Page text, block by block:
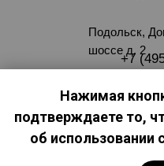
Нажимая
подтверждаете то,
об использовании
+7
© 2025 Идеальный
Подольск,
шоссе д. 2